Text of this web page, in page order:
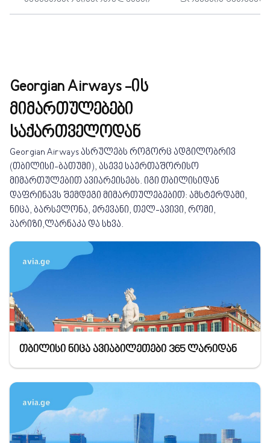
Georgian Airways -ის
მიმართულებები
საქართველოდან
Georgian Airways ასრულებს როგორც ადგილობრივ
(თბილისი-ბათუმი), ასევე საერთაშორისო
მიმართულებით ავიარეისებს. იგი თბილისიდან
დაფრინავს შემდეგი მიმართულებებით: ამსტერდამი,
ნიცა, ბარსელონა, ერევანი, თელ-ავივი, რომი,
პარიზი,ლარნაკა და სხვა.
თბილისი ნიცა ავიაბილეთები 365 ლარიდან